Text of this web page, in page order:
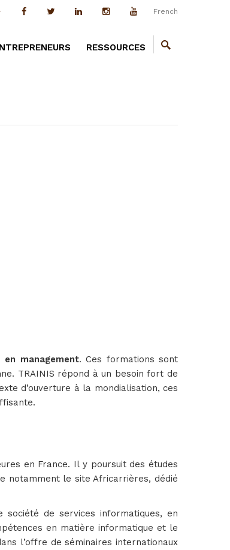
French
RESSOURCES
management. Ces formations sont
TRAINIS répond à un besoin fort de
d’ouverture à la mondialisation, ces
en France. Il y poursuit des études
notamment le site Africarrières, dédié
de services informatiques, en
en matière informatique et le
l’offre de séminaires internationaux